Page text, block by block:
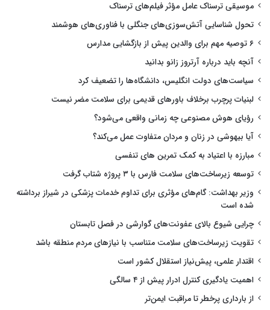
موسیقی ترسناک عامل مؤثر فیلم‌های ترسناک
تحول شناسایی آتش‌سوزی‌های جنگلی با فناوری‌های هوشمند
۶ توصیه مهم برای والدین پیش از بازگشایی مدارس
آنچه باید درباره آرتروز زانو بدانید
سیاست‌های دولت انگلیس، دانشگاه‌ها را تضعیف کرد
لبنیات پرچرب برخلاف باورهای قدیمی برای سلامت مضر نیست
رؤیای هوش مصنوعی چه زمانی واقعی می‌شود؟
آیا بیهوشی در زنان و مردان متفاوت عمل می‌کند؟
مبارزه با اعتیاد به کمک تمرین های تنفسی
توسعه زیرساخت‌های سلامت فارس با ۳ پروژه شتاب گرفت
وزیر بهداشت: گام‌های مؤثری برای تداوم خدمات پزشکی در شیراز برداشته
شده است
چرایی شیوع بالای عفونت‌های گوارشی در فصل تابستان
تقویت زیرساخت‌های سلامت متناسب با نیازهای مردم منطقه باشد
اقتدار علمی، پیش‌نیاز استقلال کشور است
اهمیت یادگیری کنترل ادرار پیش از ۴ سالگی
از بارداری پرخطر تا مراقبت ایمن‌تر